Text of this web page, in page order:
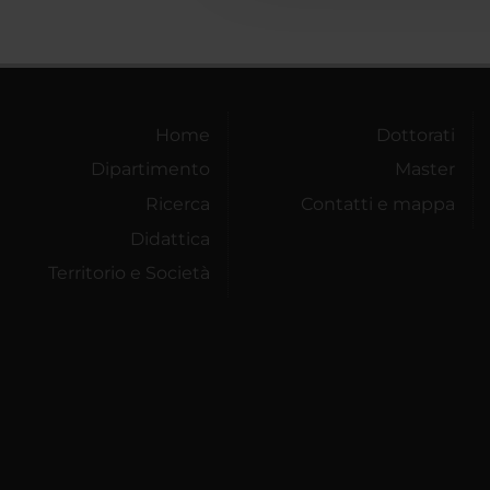
Home
Dipartimento
Ricerca
Didattica
Territorio e Società
Dottorati
Master
Contatti e mappa